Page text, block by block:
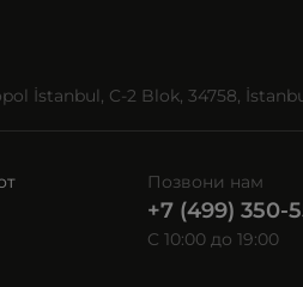
İstanbul, C-2 Blok, 34758,
Позвони нам
+7 (499) 350-
C 10:00 до 19:00